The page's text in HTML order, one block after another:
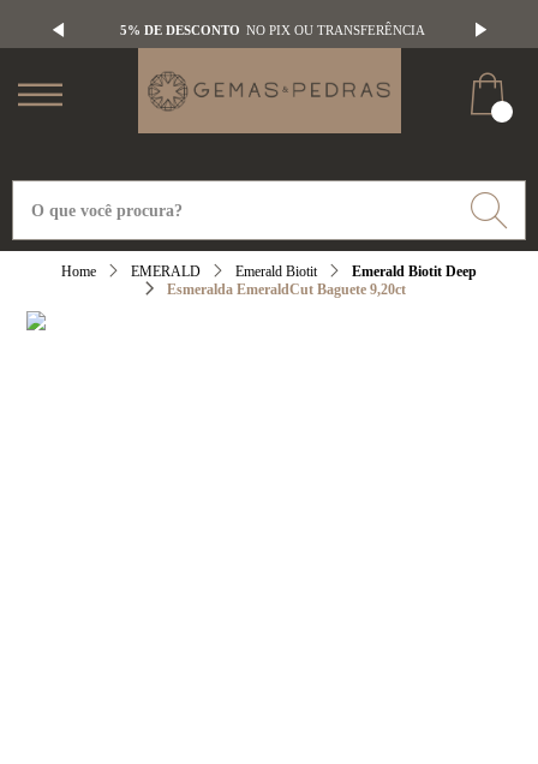
5% DE DESCONTO NO PIX OU TRANSFERÊNCIA
EMERALD Emerald Biotit
Emerald Biotit Deep
Esmeralda EmeraldCut Baguete 9,20ct